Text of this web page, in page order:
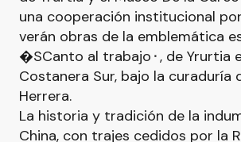
una cooperación institucional
verán obras de la emblemática
�SCanto al trabajo⬝, de Yrurtia
Costanera Sur, bajo la curaduría
Herrera.
La historia y tradición de la
China, con trajes cedidos por la